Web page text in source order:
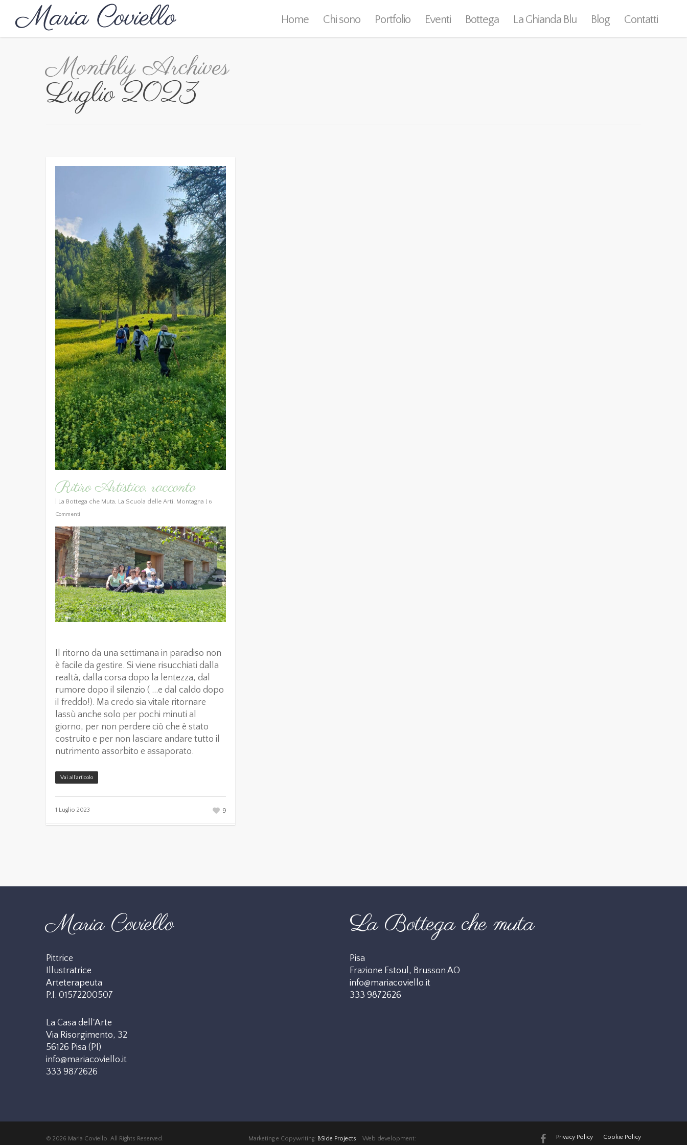
Home Chi sono Portfolio Eventi Bottega La Ghianda Blu Blog Contatti
Monthly Archives
Luglio 2023
Ritiro Artistico, racconto
La Bottega che Muta La Scuola delle Arti Montagna
6
Commenti
Il ritorno da una settimana in paradiso non
è facile da gestire. Si viene risucchiati dalla
realtà, dalla corsa dopo la lentezza, dal
rumore dopo il silenzio ( …e dal caldo dopo
il freddo!). Ma credo sia vitale ritornare
lassù anche solo per pochi minuti al
giorno, per non perdere ciò che è stato
costruito e per non lasciare andare tutto il
nutrimento assorbito e assaporato.
Vai all’articolo
1 Luglio 2023 9
Maria Coviello
Pittrice
Illustratrice
Arteterapeuta
P.I. 01572200507
La Casa dell'Arte
Via Risorgimento, 32
56126 Pisa (PI)
info@mariacoviello.it
333 9872626
La Bottega che muta
Pisa
Frazione Estoul, Brusson AO
info@mariacoviello.it
333 9872626
© 2026 Maria Coviello. All Rights Reserved. Marketing e Copywriting: BSide Projects Web development: Privacy Policy Cookie Policy